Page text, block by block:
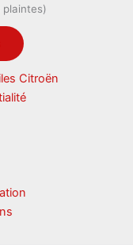
plaintes)
Citroën